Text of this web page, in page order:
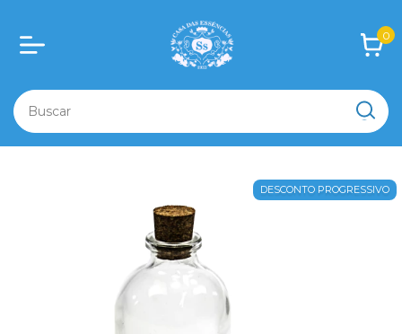
0
DESCONTO PROGRESSIVO